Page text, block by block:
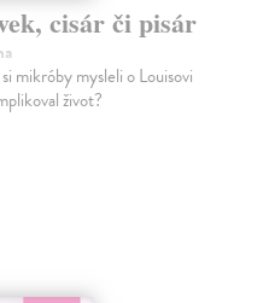
cisár či pisár
mikróby mysleli o Louisovi
život?